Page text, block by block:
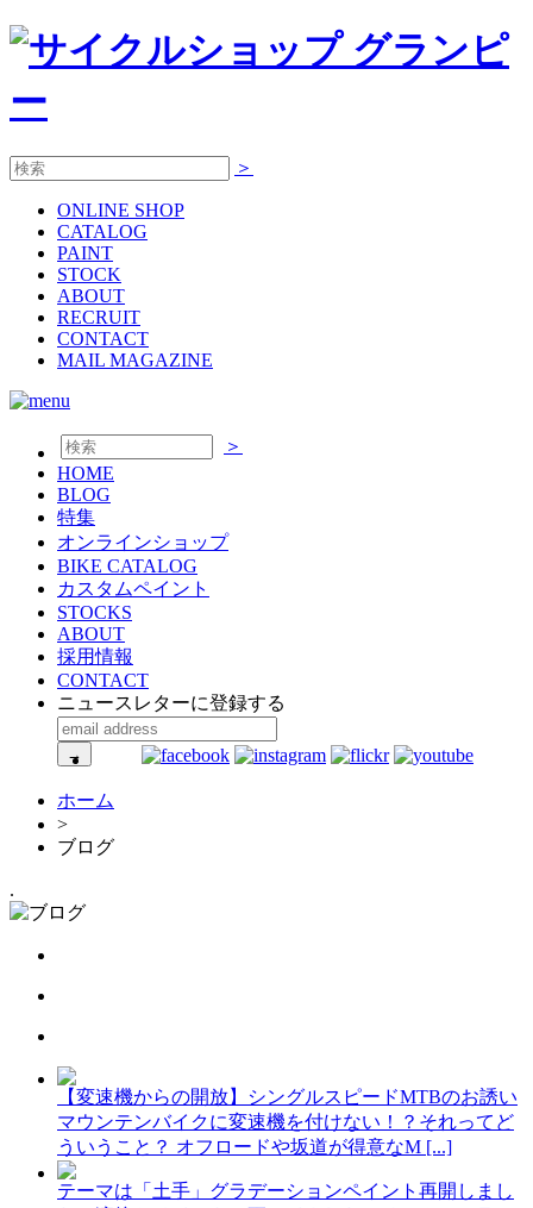
＞
ONLINE SHOP
CATALOG
PAINT
STOCK
ABOUT
RECRUIT
CONTACT
MAIL MAGAZINE
＞
HOME
BLOG
特集
オンラインショップ
BIKE CATALOG
カスタムペイント
STOCKS
ABOUT
採用情報
CONTACT
ニュースレターに登録する
ホーム
>
ブログ
.
【変速機からの開放】シングルスピードMTBのお誘い
マウンテンバイクに変速機を付けない！？それってど
ういうこと？ オフロードや坂道が得意なM [...]
テーマは「土手」グラデーションペイント再開しまし